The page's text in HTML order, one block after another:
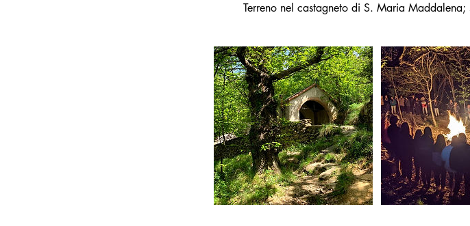
Terreno nel castagneto di S. Maria